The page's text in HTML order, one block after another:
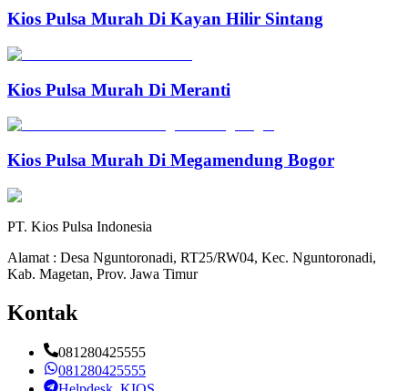
Kios Pulsa Murah Di Kayan Hilir Sintang
Kios Pulsa Murah Di Meranti
Kios Pulsa Murah Di Megamendung Bogor
PT. Kios Pulsa Indonesia
Alamat : Desa Nguntoronadi, RT25/RW04, Kec. Nguntoronadi,
Kab. Magetan, Prov. Jawa Timur
Kontak
081280425555
081280425555